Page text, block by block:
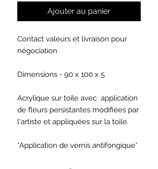
Ajouter au panier
Contact valeurs et livraison pour
négociation
Dimensions - 90 x 100 x 5
Acrylique sur toile avec application
de fleurs persistantes modifiées par
l'artiste et appliquées sur la toile.
*Application de vernis antifongique*